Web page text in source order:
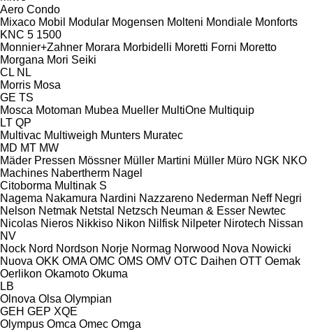
Aero Condo
Mixaco Mobil Modular Mogensen Molteni Mondiale Monforts
KNC 5 1500
Monnier+Zahner Morara Morbidelli Moretti Forni Moretto
Morgana Mori Seiki
CL NL
Morris Mosa
GE TS
Mosca Motoman Mubea Mueller MultiOne Multiquip
LT QP
Multivac Multiweigh Munters Muratec
MD MT MW
Mäder Pressen Mössner Müller Martini Müller Müro NGK NKO
Machines Nabertherm Nagel
Citoborma Multinak S
Nagema Nakamura Nardini Nazzareno Nederman Neff Negri
Nelson Netmak Netstal Netzsch Neuman & Esser Newtec
Nicolas Nieros Nikkiso Nikon Nilfisk Nilpeter Nirotech Nissan
NV
Nock Nord Nordson Norje Normag Norwood Nova Nowicki
Nuova OKK OMA OMC OMS OMV OTC Daihen OTT Oemak
Oerlikon Okamoto Okuma
LB
Olnova Olsa Olympian
GEH GEP XQE
Olympus Omca Omec Omga